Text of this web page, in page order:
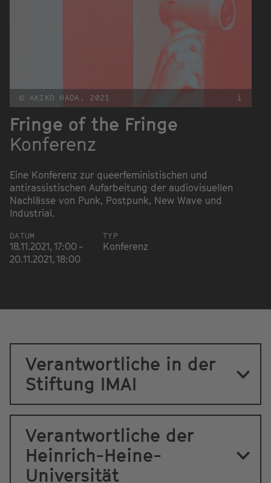
© AKIKO HADA, 2021 i
DATUM
18.11.2021, 17:00 -
20.11.2021, 18:00
TYP
Konferenz
Fringe of the Fringe
Konferenz
Eine Konferenz zur queerfeministischen und
antirassistischen Aufarbeitung der audiovisuellen
Nachlässe von Punk, Postpunk, New Wave und
Industrial.
Verantwortliche in der
Stiftung IMAI
Verantwortliche der
Heinrich-Heine-
Universität